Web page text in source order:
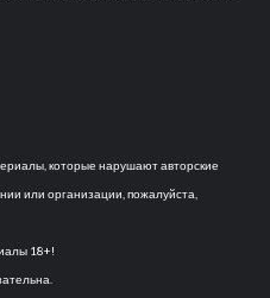
которые нарушают авторские
или организации, пожалуйста,
18+!